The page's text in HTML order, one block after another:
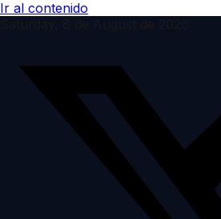
Ir al contenido